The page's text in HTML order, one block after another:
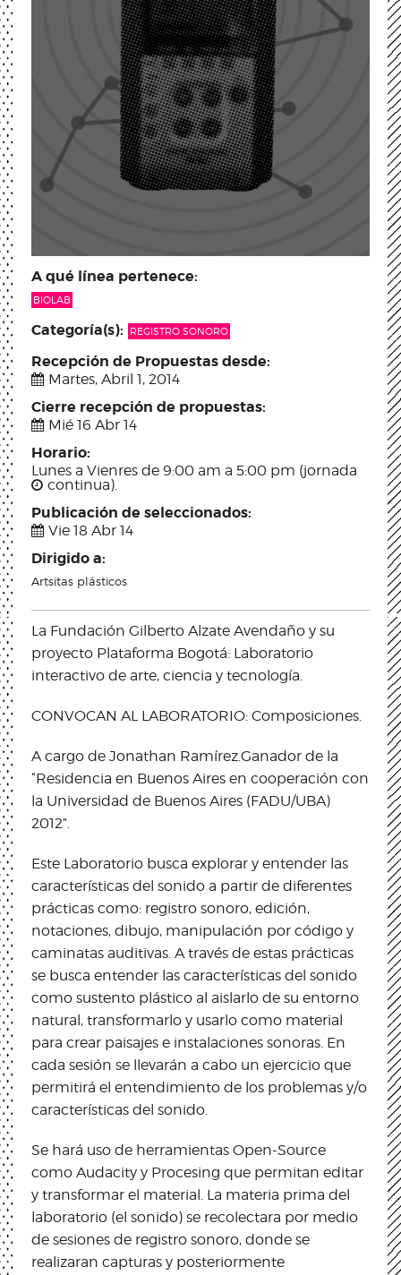
A qué línea pertenece:
BIOLAB
Categoría(s): REGISTRO SONORO
Recepción de Propuestas desde:
Martes, Abril 1, 2014
Cierre recepción de propuestas:
Mié 16 Abr 14
Horario:
Lunes a Vienres de 9:00 am a 5:00 pm (jornada
continua).
Publicación de seleccionados:
Vie 18 Abr 14
Dirigido a:
Artsitas plásticos
La Fundación Gilberto Alzate Avendaño y su
proyecto Plataforma Bogotá: Laboratorio
interactivo de arte, ciencia y tecnología.
CONVOCAN AL LABORATORIO: Composiciones.
A cargo de Jonathan Ramírez.Ganador de la
“Residencia en Buenos Aires en cooperación con
la Universidad de Buenos Aires (FADU/UBA)
2012”.
Este Laboratorio busca explorar y entender las
características del sonido a partir de diferentes
prácticas como: registro sonoro, edición,
notaciones, dibujo, manipulación por código y
caminatas auditivas. A través de estas prácticas
se busca entender las características del sonido
como sustento plástico al aislarlo de su entorno
natural, transformarlo y usarlo como material
para crear paisajes e instalaciones sonoras. En
cada sesión se llevarán a cabo un ejercicio que
permitirá el entendimiento de los problemas y/o
características del sonido.
Se hará uso de herramientas Open-Source
como Audacity y Procesing que permitan editar
y transformar el material. La materia prima del
laboratorio (el sonido) se recolectara por medio
de sesiones de registro sonoro, donde se
realizaran capturas y posteriormente